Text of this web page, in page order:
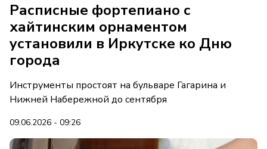
Расписные фортепиано с
хайтинским орнаментом
установили в Иркутске ко Дню
города
Инструменты простоят на бульваре Гагарина и
Нижней Набережной до сентября
09.06.2026 - 09:26